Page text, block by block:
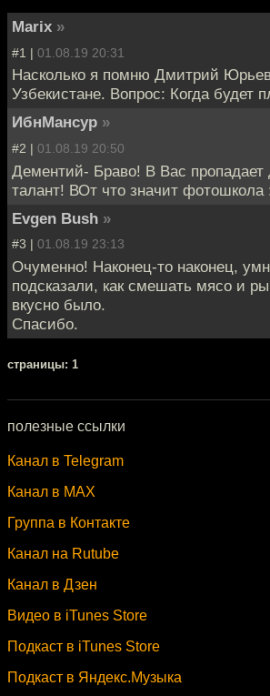
Marix »
#1 | 01.08.19 20:31
Насколько я помню Дмитрий
Узбекистане. Вопрос: Когда будет
ИбнМансур »
#2 | 01.08.19 20:50
Дементий- Браво! В Вас пропадает
талант! ВОт что значит фотошкола
Evgen Bush »
#3 | 01.08.19 23:13
Очуменно! Наконец-то наконец,
подсказали, как смешать мясо и
вкусно было.
Спасибо.
cтраницы: 1
полезные ссылки
Канал в Telegram
Канал в MAX
Группа в Контакте
Канал на Rutube
Канал в Дзен
Видео в iTunes Store
Подкаст в iTunes Store
Подкаст в Яндекс.Музыка